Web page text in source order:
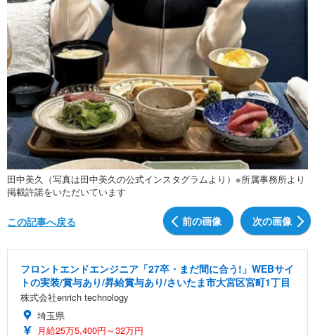
田中美久（写真は田中美久の公式インスタグラムより）※所属事務所より
掲載許諾をいただいています
前の画像 次の画像
この記事へ戻る
フロントエンドエンジニア「27卒・まだ間に合う!」WEBサイ
トの実装/賞与あり/昇給賞与あり/さいたま市大宮区宮町1丁目
株式会社enrich technology
埼玉県
月給25万5,400円～32万円